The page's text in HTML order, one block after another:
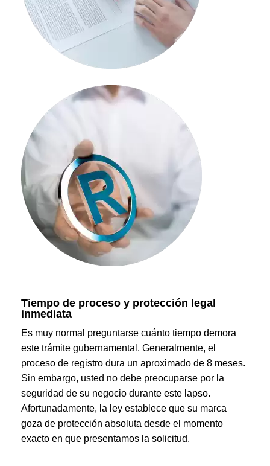
Tiempo de proceso y protección legal
inmediata
Es muy normal preguntarse cuánto tiempo demora
este trámite gubernamental. Generalmente, el
proceso de registro dura un aproximado de 8 meses.
Sin embargo, usted no debe preocuparse por la
seguridad de su negocio durante este lapso.
Afortunadamente, la ley establece que su marca
goza de protección absoluta desde el momento
exacto en que presentamos la solicitud.